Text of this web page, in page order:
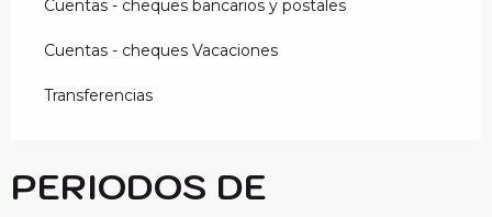
Cuentas - cheques bancarios y postales
Cuentas - cheques Vacaciones
Transferencias
PERIODOS DE